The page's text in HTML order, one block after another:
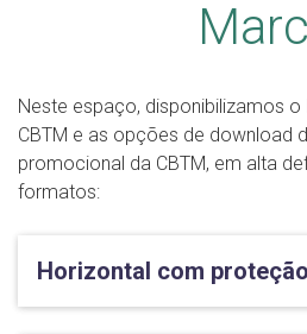
Neste espaço, disponibilizamos o
CBTM e as opções de download
promocional da CBTM, em alta
formatos:
Horizontal com proteção